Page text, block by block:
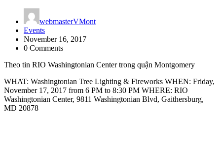
webmasterVMont
Events
November 16, 2017
0 Comments
Theo tin RIO Washingtonian Center trong quận Montgomery
WHAT: Washingtonian Tree Lighting & Fireworks WHEN: Friday,
November 17, 2017 from 6 PM to 8:30 PM WHERE: RIO
Washingtonian Center, 9811 Washingtonian Blvd, Gaithersburg,
MD 20878